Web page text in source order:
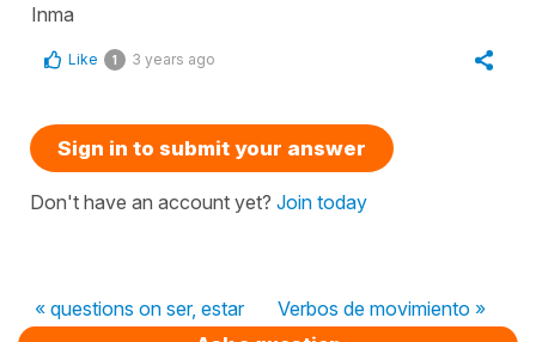
Inma
Like 1 3 years ago
Sign in to submit your answer
Don't have an account yet? Join today
« questions on ser, estar
Verbos de movimiento »